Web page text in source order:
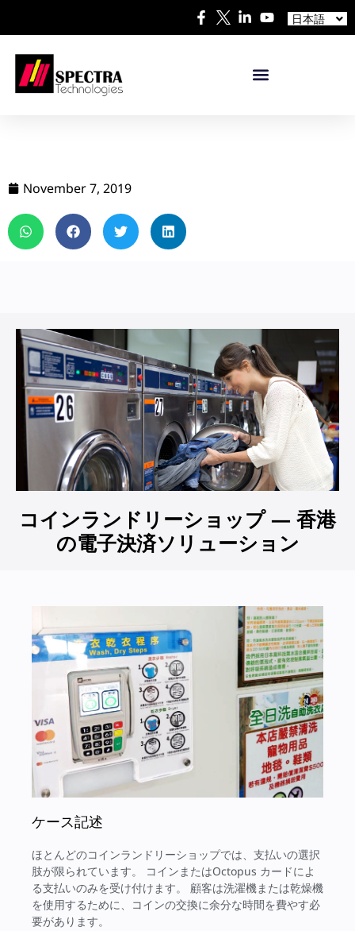
日本語
Español
November 7, 2019
コインランドリーショップ — 香港
の電子決済ソリューション
ケース記述
ほとんどのコインランドリーショップでは、支払いの選択
肢が限られています。 コインまたはOctopus カードによ
る支払いのみを受け付けます。 顧客は洗濯機または乾燥機
を使用するために、コインの交換に余分な時間を費やす必
要があります。